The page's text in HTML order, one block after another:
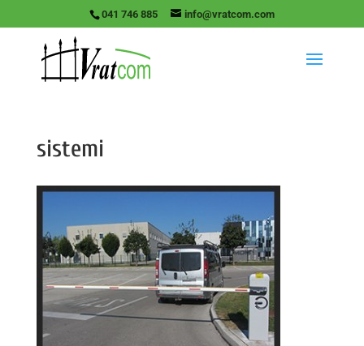
041 746 885 info@vratcom.com
sistemi